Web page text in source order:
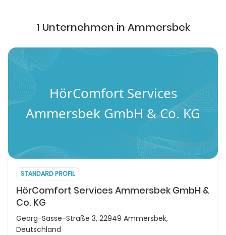
1 Unternehmen in Ammersbek
HörComfort Services
Ammersbek GmbH & Co. KG
STANDARD PROFIL
HörComfort Services Ammersbek GmbH &
Co. KG
Georg-Sasse-Straße 3, 22949 Ammersbek,
Deutschland